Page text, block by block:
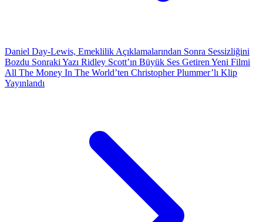
Daniel Day-Lewis, Emeklilik Açıklamalarından Sonra Sessizliğini
Bozdu Sonraki Yazı Ridley Scott’ın Büyük Ses Getiren Yeni Filmi
All The Money In The World’ten Christopher Plummer’lı Klip
Yayınlandı